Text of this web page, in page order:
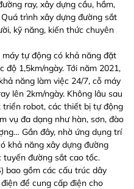
ray, xây dựng cầu, hầm,
trình xây dựng đường sắt
kỹ năng, kiến thức chuyên
tự động có khả năng đặt
1,5km/ngày. Tới năm 2021,
năng làm việc 24/7, cỗ máy
lên 2km/ngày. Không lâu sau
triển robot, các thiết bị tự động
vụ đa dạng như hàn, sơn, đào
Gần đây, nhờ ứng dụng trí
khả năng xây dựng đường
tuyến đường sắt cao tốc.
bao gồm các cấu trúc dây
để cung cấp điện cho